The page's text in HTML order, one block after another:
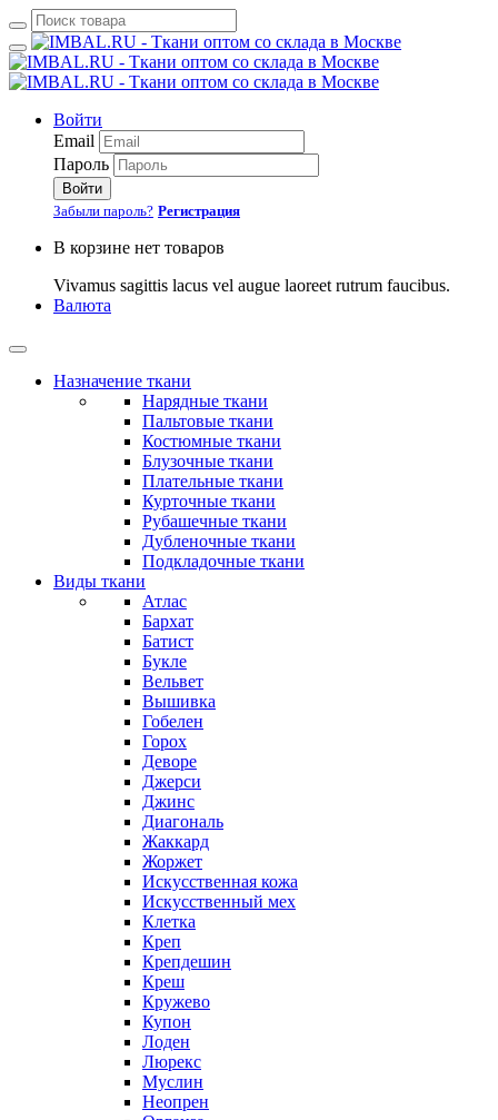
Войти
Email
Пароль
Войти
Забыли пароль? Регистрация
В корзине нет товаров
Vivamus sagittis lacus vel augue laoreet rutrum faucibus.
Валюта
Назначение ткани
Нарядные ткани
Пальтовые ткани
Костюмные ткани
Блузочные ткани
Плательные ткани
Курточные ткани
Рубашечные ткани
Дубленочные ткани
Подкладочные ткани
Виды ткани
Атлас
Бархат
Батист
Букле
Вельвет
Вышивка
Гобелен
Горох
Деворе
Джерси
Джинс
Диагональ
Жаккард
Жоржет
Искусственная кожа
Искусственный мех
Клетка
Креп
Крепдешин
Креш
Кружево
Купон
Лоден
Люрекс
Муслин
Неопрен